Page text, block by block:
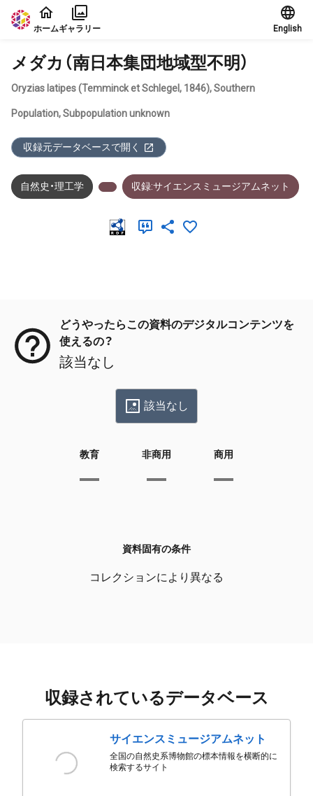
本文に飛ぶ
ホームギャラリー English
メダカ（南日本集団地域型不明）
Oryzias latipes (Temminck et Schlegel, 1846), Southern
Population, Subpopulation unknown
収録元データベースで開く
自然史・理工学 収録:サイエンスミュージアムネット
どうやったらこの資料のデジタルコンテンツを
使えるの？
該当なし
該当なし
教育 非商用 商用
資料固有の条件
コレクションにより異なる
収録されているデータベース
サイエンスミュージアムネット
全国の自然史系博物館の標本情報を横断的に
検索するサイト